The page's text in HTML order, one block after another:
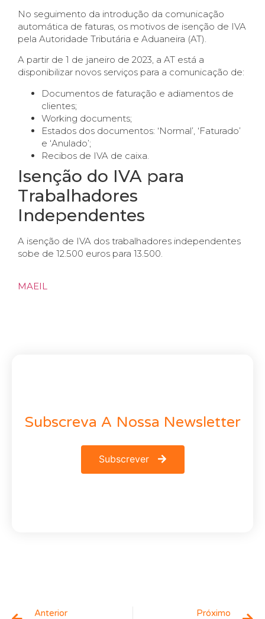
No seguimento da introdução da comunicação
automática de faturas, os motivos de isenção de IVA
pela Autoridade Tributária e Aduaneira (AT).
A partir de 1 de janeiro de 2023, a AT está a
disponibilizar novos serviços para a comunicação de:
Documentos de faturação e adiamentos de
clientes;
Working documents;
Estados dos documentos: ‘Normal’, ‘Faturado’
e ‘Anulado’;
Recibos de IVA de caixa.
Isenção do IVA para
Trabalhadores
Independentes
A isenção de IVA dos trabalhadores independentes
sobe de 12.500 euros para 13.500.
MAEIL
Subscreva A Nossa Newsletter
Subscrever
Anterior Próximo